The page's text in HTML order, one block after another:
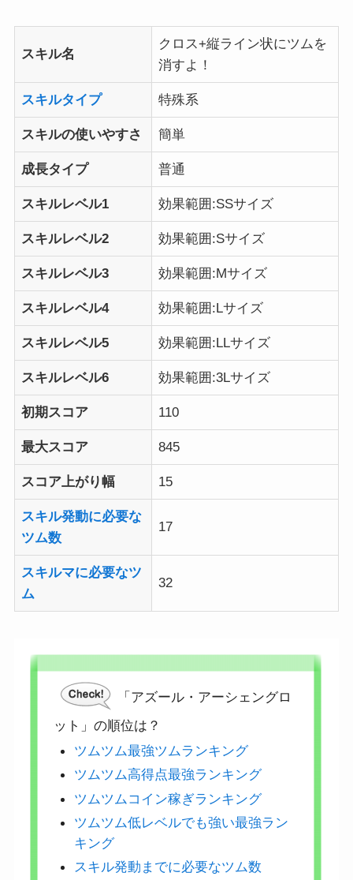
スキル名
クロス+縦ライン状にツムを
消すよ！
スキルタイプ 特殊系
スキルの使いやすさ 簡単
成長タイプ 普通
スキルレベル1 効果範囲:SSサイズ
スキルレベル2 効果範囲:Sサイズ
スキルレベル3 効果範囲:Mサイズ
スキルレベル4 効果範囲:Lサイズ
スキルレベル5 効果範囲:LLサイズ
スキルレベル6 効果範囲:3Lサイズ
初期スコア 110
最大スコア 845
スコア上がり幅 15
スキル発動に必要な
ツム数
17
スキルマに必要なツ
ム
32
「アズール・アーシェングロ
ット」の順位は？
ツムツム最強ツムランキング
ツムツム高得点最強ランキング
ツムツムコイン稼ぎランキング
ツムツム低レベルでも強い最強ラン
キング
スキル発動までに必要なツム数